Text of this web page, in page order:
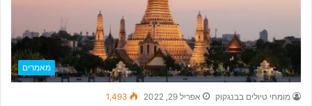
מאמרים
מומחי טיולים בבנגקוק אפריל 29, 2022 1,493